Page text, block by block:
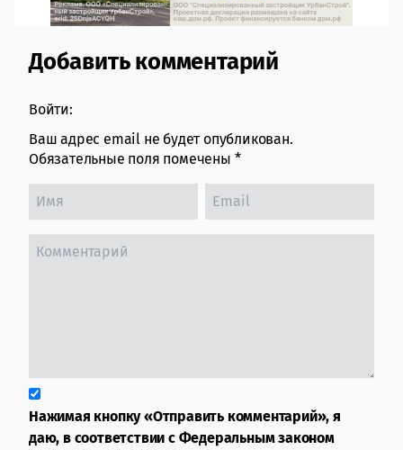
Comment section
Добавить комментарий
Войти:
Ваш адрес email не будет опубликован.
Обязательные поля помечены *
Нажимая кнопку «Отправить комментарий», я
даю, в соответствии с Федеральным законом